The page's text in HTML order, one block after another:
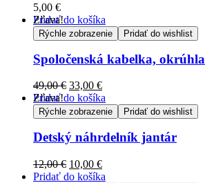
5,00 €
Pridať do košíka
Rýchle zobrazenie Pridať do wishlist
Zľava!
Spoločenská kabelka, okrúhla
49,00€ 33,00 €
Pridať do košíka
Rýchle zobrazenie Pridať do wishlist
Zľava!
Detský náhrdelník jantár
12,00€ 10,00 €
Pridať do košíka